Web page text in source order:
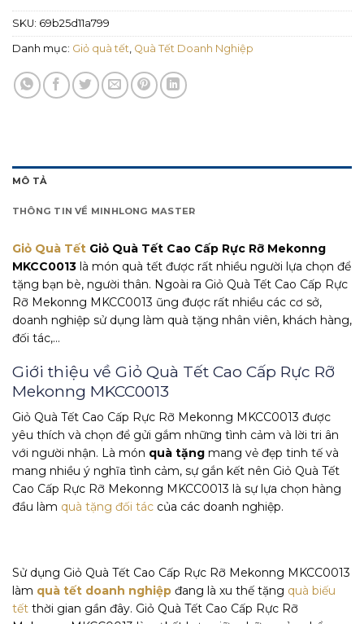
SKU: 69b25d11a799
Danh mục: Giỏ quà tết Quà Tết Doanh Nghiệp
MÔ TẢ
THÔNG TIN VỀ MINHLONG MASTER
Giỏ Quà Tết Giỏ Quà Tết Cao Cấp Rực Rỡ Mekonng
MKCC0013 là món quà tết được rất nhiều người lựa chọn để
tặng bạn bè, người thân. Ngoài ra Giỏ Quà Tết Cao Cấp Rực
Rỡ Mekonng MKCC0013 ũng được rất nhiều các cơ sở,
doanh nghiệp sử dụng làm quà tặng nhân viên, khách hàng,
đối tác,…
Giới thiệu về Giỏ Quà Tết Cao Cấp Rực Rỡ
Mekonng MKCC0013
Giỏ Quà Tết Cao Cấp Rực Rỡ Mekonng MKCC0013 được
yêu thích và chọn để gửi gắm những tình cảm và lời tri ân
với người nhận. Là món quà tặng mang vẻ đẹp tinh tế và
mang nhiều ý nghĩa tình cảm, sự gắn kết nên Giỏ Quà Tết
Cao Cấp Rực Rỡ Mekonng MKCC0013 là sự lựa chọn hàng
đầu làm quà tặng đối tác của các doanh nghiệp.
Sử dụng Giỏ Quà Tết Cao Cấp Rực Rỡ Mekonng MKCC0013
làm quà tết doanh nghiệp đang là xu thế tặng quà biếu
tết thời gian gần đây. Giỏ Quà Tết Cao Cấp Rực Rỡ